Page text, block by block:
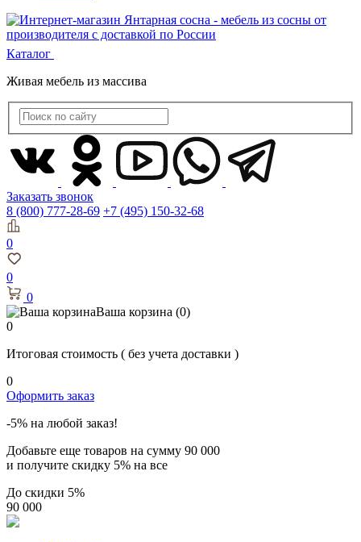
Каталог
Живая мебель из массива
Заказать звонок
8 (800) 777-28-69 +7 (495) 150-32-68
0
0
0
Ваша корзина (0)
0
Итоговая стоимость ( без учета доставки )
0
Оформить заказ
-5% на любой заказ!
Добавьте еще товаров на сумму 90 000
и получите скидку 5% на все
До скидки 5%
90 000